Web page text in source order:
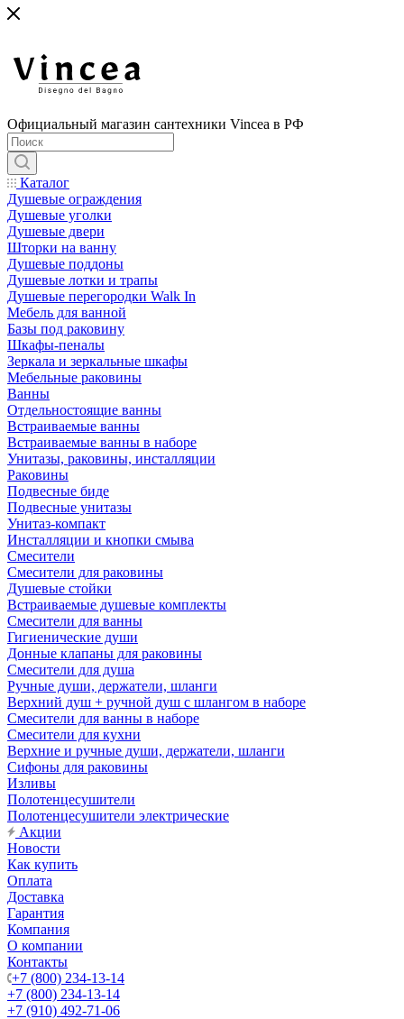
Официальный магазин сантехники Vincea в РФ
Каталог
Душевые ограждения
Душевые уголки
Душевые двери
Шторки на ванну
Душевые поддоны
Душевые лотки и трапы
Душевые перегородки Walk In
Мебель для ванной
Базы под раковину
Шкафы-пеналы
Зеркала и зеркальные шкафы
Мебельные раковины
Ванны
Отдельностоящие ванны
Встраиваемые ванны
Встраиваемые ванны в наборе
Унитазы, раковины, инсталляции
Раковины
Подвесные биде
Подвесные унитазы
Унитаз-компакт
Инсталляции и кнопки смыва
Смесители
Смесители для раковины
Душевые стойки
Встраиваемые душевые комплекты
Смесители для ванны
Гигиенические души
Донные клапаны для раковины
Смесители для душа
Ручные души, держатели, шланги
Верхний душ + ручной душ с шлангом в наборе
Смесители для ванны в наборе
Смесители для кухни
Верхние и ручные души, держатели, шланги
Сифоны для раковины
Изливы
Полотенцесушители
Полотенцесушители электрические
Акции
Новости
Как купить
Оплата
Доставка
Гарантия
Компания
О компании
Контакты
+7 (800) 234-13-14
+7 (800) 234-13-14
+7 (910) 492-71-06